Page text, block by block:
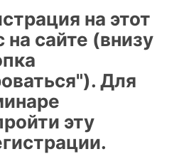
на этот
на сайте (внизу
Для
эту